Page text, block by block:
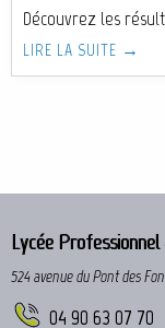
Découvrez les
LIRE LA SUITE →
Lycée
524 avenue du Pont des
04 90 63 07 70